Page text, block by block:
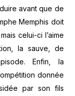
avant que de
Memphis doit
celui-ci l’aime
la sauve, de
Enfin, la
donnée
par son fils